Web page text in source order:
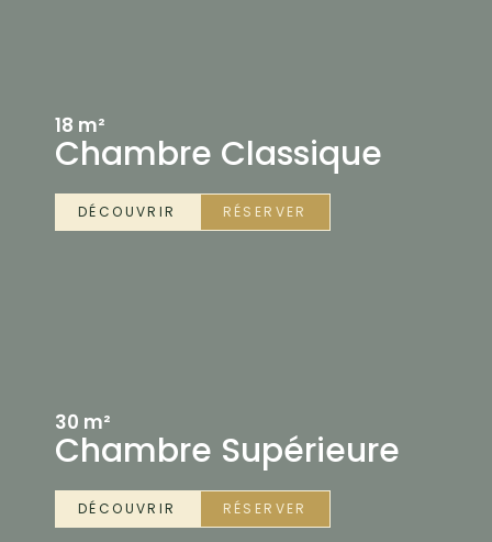
18 m²
Chambre Classique
DÉCOUVRIR RÉSERVER
30 m²
Chambre Supérieure
DÉCOUVRIR RÉSERVER